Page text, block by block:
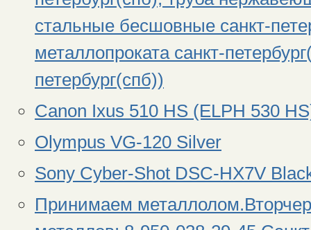
стальные бесшовные санкт-
металлопроката санкт-
петербург(спб))
Canon Ixus 510 HS (ELPH 530
Olympus VG-120 Silver
Sony Cyber-Shot DSC-HX7V
Принимаем